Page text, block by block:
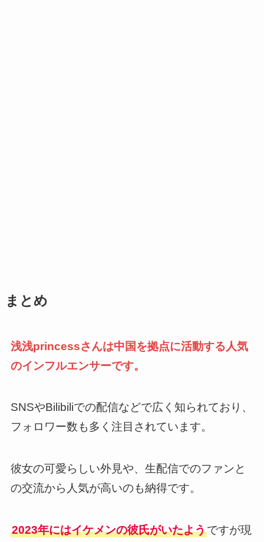
まとめ
浅浅princessさんは中国を拠点に活動する人気
のインフルエンサーです。
SNSやBilibiliでの配信などで広く知られており、
フォロワー数も多く注目されています。
彼女の可愛らしい外見や、生配信でのファンと
の交流から人気が高いのも納得です。
2023年にはイケメンの彼氏がいたようですが現